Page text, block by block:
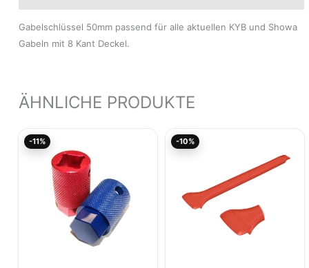
Gabelschlüssel 50mm passend für alle aktuellen KYB und Showa
Gabeln mit 8 Kant Deckel.
ÄHNLICHE PRODUKTE
-11%
war:
9,90€
-10%
ist:
7,66€.